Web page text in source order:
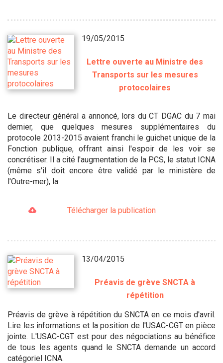
19/05/2015
Lettre ouverte au Ministre des
Transports sur les mesures
protocolaires
Le directeur général a annoncé, lors du CT DGAC du 7 mai
dernier, que quelques mesures supplémentaires du
protocole 2013-2015 avaient franchi le guichet unique de la
Fonction publique, offrant ainsi l'espoir de les voir se
concrétiser. Il a cité l'augmentation de la PCS, le statut ICNA
(même s'il doit encore être validé par le ministère de
l'Outre-mer), la
Télécharger la publication
13/04/2015
Préavis de grève SNCTA à
répétition
Préavis de grève à répétition du SNCTA en ce mois d'avril.
Lire les informations et la position de l'USAC-CGT en pièce
jointe. L'USAC-CGT est pour des négociations au bénéfice
de tous les agents quand le SNCTA demande un accord
catégoriel ICNA.